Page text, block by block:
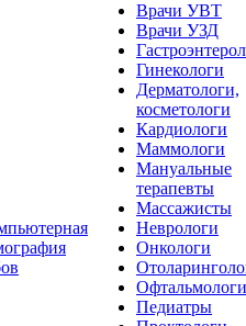
Врачи УВТ
Врачи УЗД
Гинекологи
Дерматологи,
косметологи
Кардиологи
Маммологи
Мануальные
терапевты
Массажисты
Неврологи
Онкологи
Офтальмологи
Педиатры